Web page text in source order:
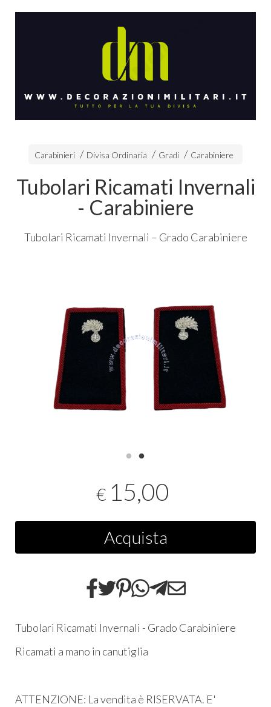
Carabinieri Divisa Ordinaria Gradi Carabiniere
Tubolari Ricamati Invernali
- Carabiniere
Tubolari Ricamati Invernali – Grado Carabiniere
€ 15,00
Acquista
Tubolari Ricamati Invernali - Grado Carabiniere
Ricamati a mano in canutiglia
ATTENZIONE: La vendita è RISERVATA. E'